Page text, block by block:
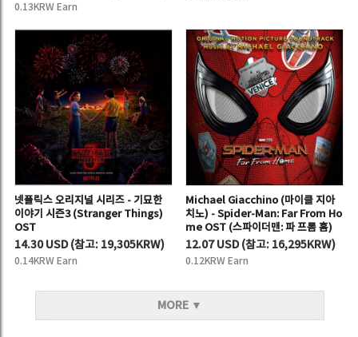
0.13KRW Earn
넷플릭스 오리지널 시리즈 - 기묘한
이야기 시즌3 (Stranger Things)
OST
14.30 USD(참고: 19,305KRW)
0.14KRW Earn
Michael Giacchino (마이클 지아
치노) - Spider-Man: Far From Ho
me OST (스파이더맨: 파 프롬 홈)
12.07 USD(참고: 16,295KRW)
0.12KRW Earn
MORE ▼